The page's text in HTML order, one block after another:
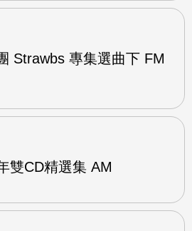
Strawbs 專集選曲下 FM
雙CD精選集 AM